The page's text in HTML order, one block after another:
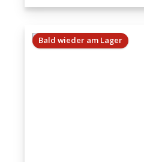
Bald wieder am Lager